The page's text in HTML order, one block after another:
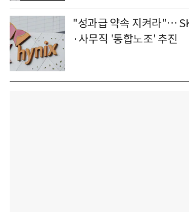
"성과급 약속 지켜라"…
·사무직 '통합노조' 추진